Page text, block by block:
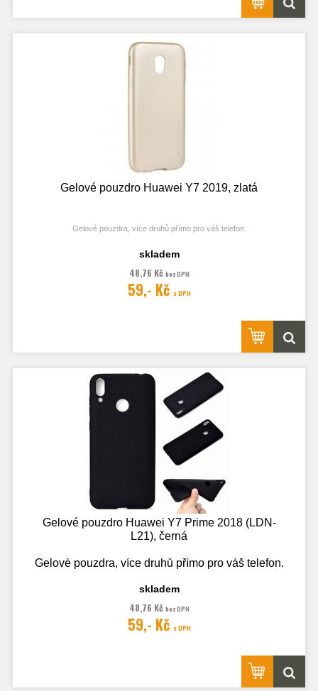
Gelové pouzdro Huawei Y7 2019, zlatá
Gelové pouzdra, více druhů přímo pro váš telefon.
Fotografie je pouze ilustrační.
skladem
48,76 Kč bez DPH
59,- Kč s DPH
Gelové pouzdro Huawei Y7 Prime 2018 (LDN-
L21), černá
Gelové pouzdra, více druhů přímo pro váš telefon.
Fotografie je pouze ilustrační.
skladem
48,76 Kč bez DPH
59,- Kč s DPH